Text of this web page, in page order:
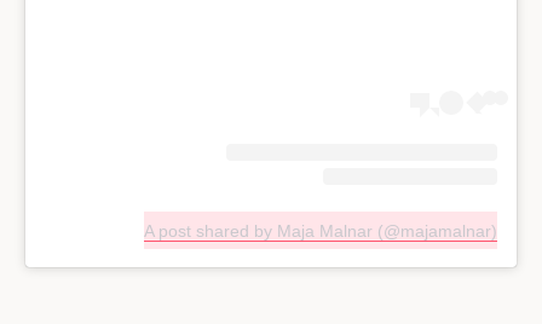
A post shared by Maja Malnar (@majamalnar)